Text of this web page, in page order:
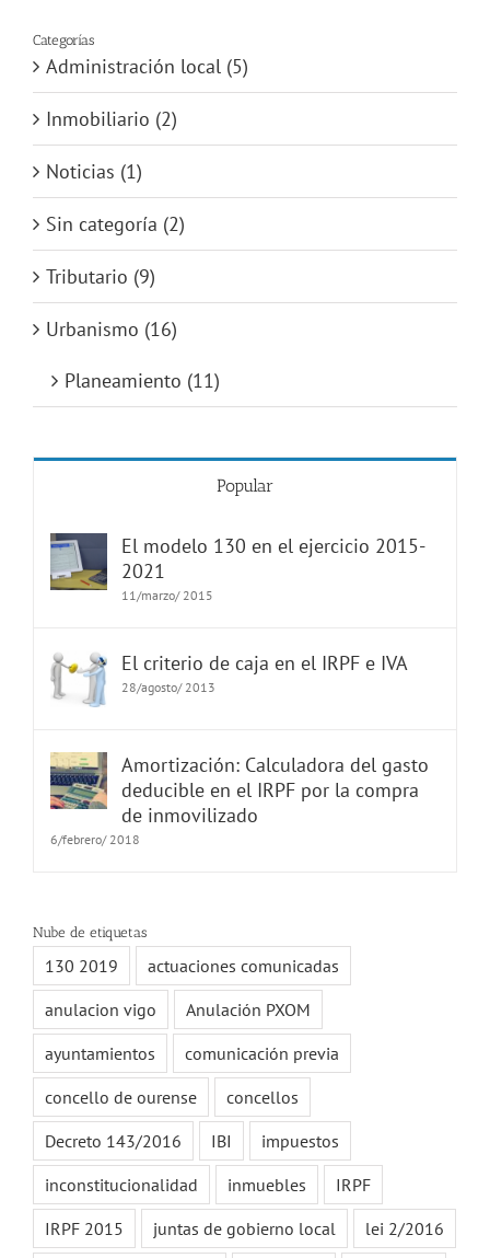
Categorías
Administración local (5)
Inmobiliario (2)
Noticias (1)
Sin categoría (2)
Tributario (9)
Urbanismo (16)
Planeamiento (11)
Popular
El modelo 130 en el ejercicio 2015-
2021
11/marzo/ 2015
El criterio de caja en el IRPF e IVA
28/agosto/ 2013
Amortización: Calculadora del gasto
deducible en el IRPF por la compra
de inmovilizado
6/febrero/ 2018
Nube de etiquetas
130 2019
actuaciones comunicadas
anulacion vigo
Anulación PXOM
ayuntamientos
comunicación previa
concello de ourense
concellos
Decreto 143/2016
IBI
impuestos
inconstitucionalidad
inmuebles
IRPF
IRPF 2015
juntas de gobierno local lei 2/2016